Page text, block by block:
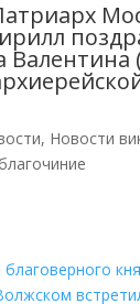
, Новости